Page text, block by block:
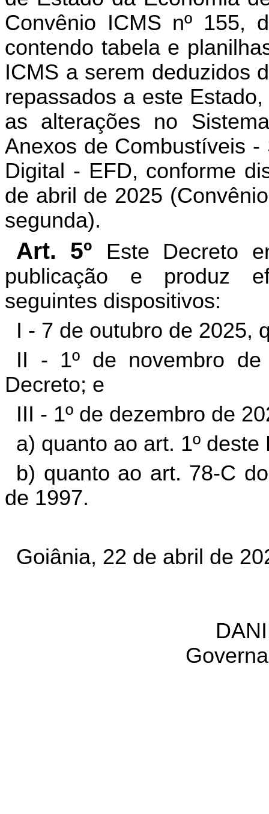
Convênio ICMS nº 155,
contendo tabela e
ICMS a serem deduzidos
repassados a este
as alterações no
Anexos de Combustíveis
Digital - EFD, conforme
de abril de 2025
segunda).
Art. 5º
Este Decreto
publicação e produz
seguintes dispositivos:
I - 7 de outubro de 2025,
II - 1º de novembro
Decreto; e
III - 1º de dezembro de
a) quanto ao art. 1º deste
b) quanto ao art. 78-C
de 1997.
Goiânia, 22 de abril de